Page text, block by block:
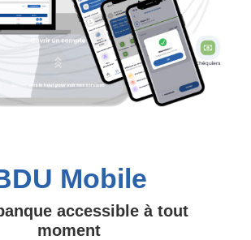
Mobile
accessible à tout
moment